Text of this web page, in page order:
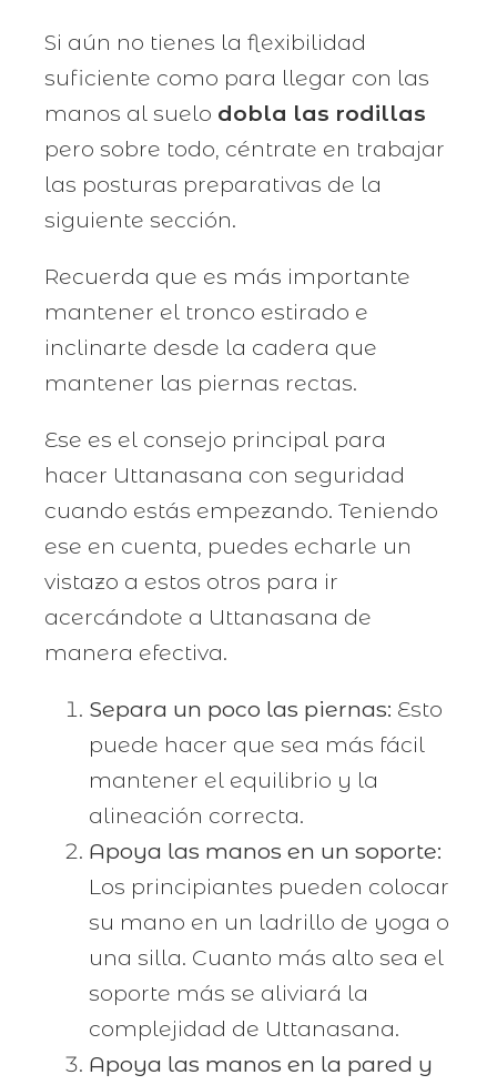
Si aún no tienes la flexibilidad
suficiente como para llegar con las
manos al suelo dobla las rodillas
pero sobre todo, céntrate en trabajar
las posturas preparativas de la
siguiente sección.
Recuerda que es más importante
mantener el tronco estirado e
inclinarte desde la cadera que
mantener las piernas rectas.
Ese es el consejo principal para
hacer Uttanasana con seguridad
cuando estás empezando. Teniendo
ese en cuenta, puedes echarle un
vistazo a estos otros para ir
acercándote a Uttanasana de
manera efectiva.
Separa un poco las piernas: Esto
puede hacer que sea más fácil
mantener el equilibrio y la
alineación correcta.
Apoya las manos en un soporte:
Los principiantes pueden colocar
su mano en un ladrillo de yoga o
una silla. Cuanto más alto sea el
soporte más se aliviará la
complejidad de Uttanasana.
Apoya las manos en la pared y